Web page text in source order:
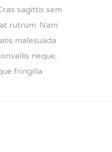
sagittis sem
rutrum. Nam
malesuada
neque.
fringilla